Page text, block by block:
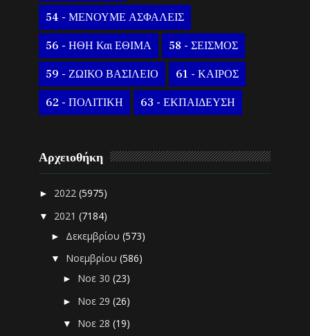
54 - ΜΕΝΟΥΜΕ ΑΣΦΑΛΕΙΣ
56 - ΗΘΗ Και ΕΘΙΜΑ 58 - ΣΕΙΣΜΟΣ
59 - ΖΩΙΚΟ ΒΑΣΙΛΕΙΟ 61 - ΚΑΙΡΟΣ
62 - ΠΟΛΙΤΙΚΗ 63 - ΕΚΠΑΙΔΕΥΣΗ
Αρχειοθήκη
► 2022(5975)
▼ 2021(7184)
► Δεκεμβρίου(573)
▼ Νοεμβρίου(586)
► Νοε 30(23)
► Νοε 29(26)
▼ Νοε 28(19)